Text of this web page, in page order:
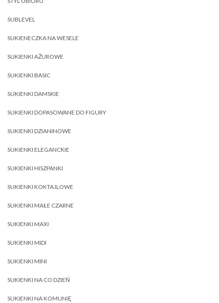
SUBLEVEL
SUKIENECZKA NA WESELE
SUKIENKI AŻUROWE
SUKIENKI BASIC
SUKIENKI DAMSKIE
SUKIENKI DOPASOWANE DO FIGURY
SUKIENKI DZIANINOWE
SUKIENKI ELEGANCKIE
SUKIENKI HISZPANKI
SUKIENKI KOKTAJLOWE
SUKIENKI MAŁE CZARNE
SUKIENKI MAXI
SUKIENKI MIDI
SUKIENKI MINI
SUKIENKI NA CO DZIEŃ
SUKIENKI NA KOMUNIĘ